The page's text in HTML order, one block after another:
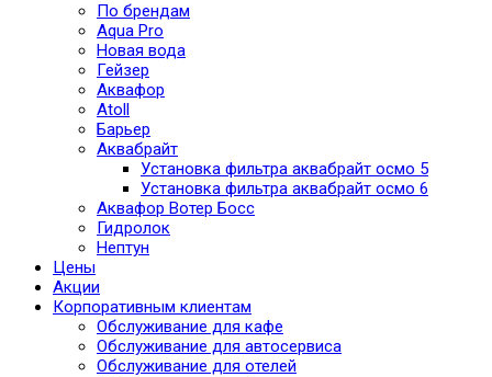
По брендам
Aqua Pro
Новая вода
Гейзер
Аквафор
Atoll
Барьер
Аквабрайт
Установка фильтра аквабрайт осмо 5
Установка фильтра аквабрайт осмо 6
Аквафор Вотер Босс
Гидролок
Нептун
Цены
Акции
Корпоративным клиентам
Обслуживание для кафе
Обслуживание для автосервиса
Обслуживание для отелей